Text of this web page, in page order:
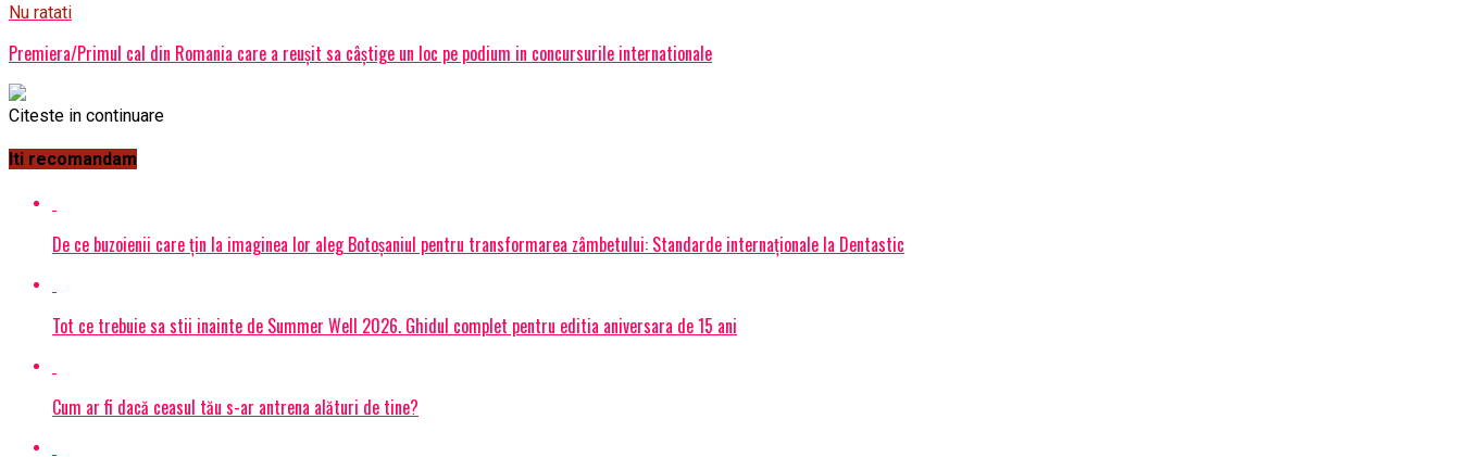
Nu ratati
Premiera/Primul cal din Romania care a reușit sa câștige un loc pe podium in concursurile internationale
Citeste in continuare
Iti recomandam
De ce buzoienii care țin la imaginea lor aleg Botoșaniul pentru transformarea zâmbetului: Standarde internaționale la Dentastic
Tot ce trebuie sa stii inainte de Summer Well 2026. Ghidul complet pentru editia aniversara de 15 ani
Cum ar fi dacă ceasul tău s-ar antrena alături de tine?